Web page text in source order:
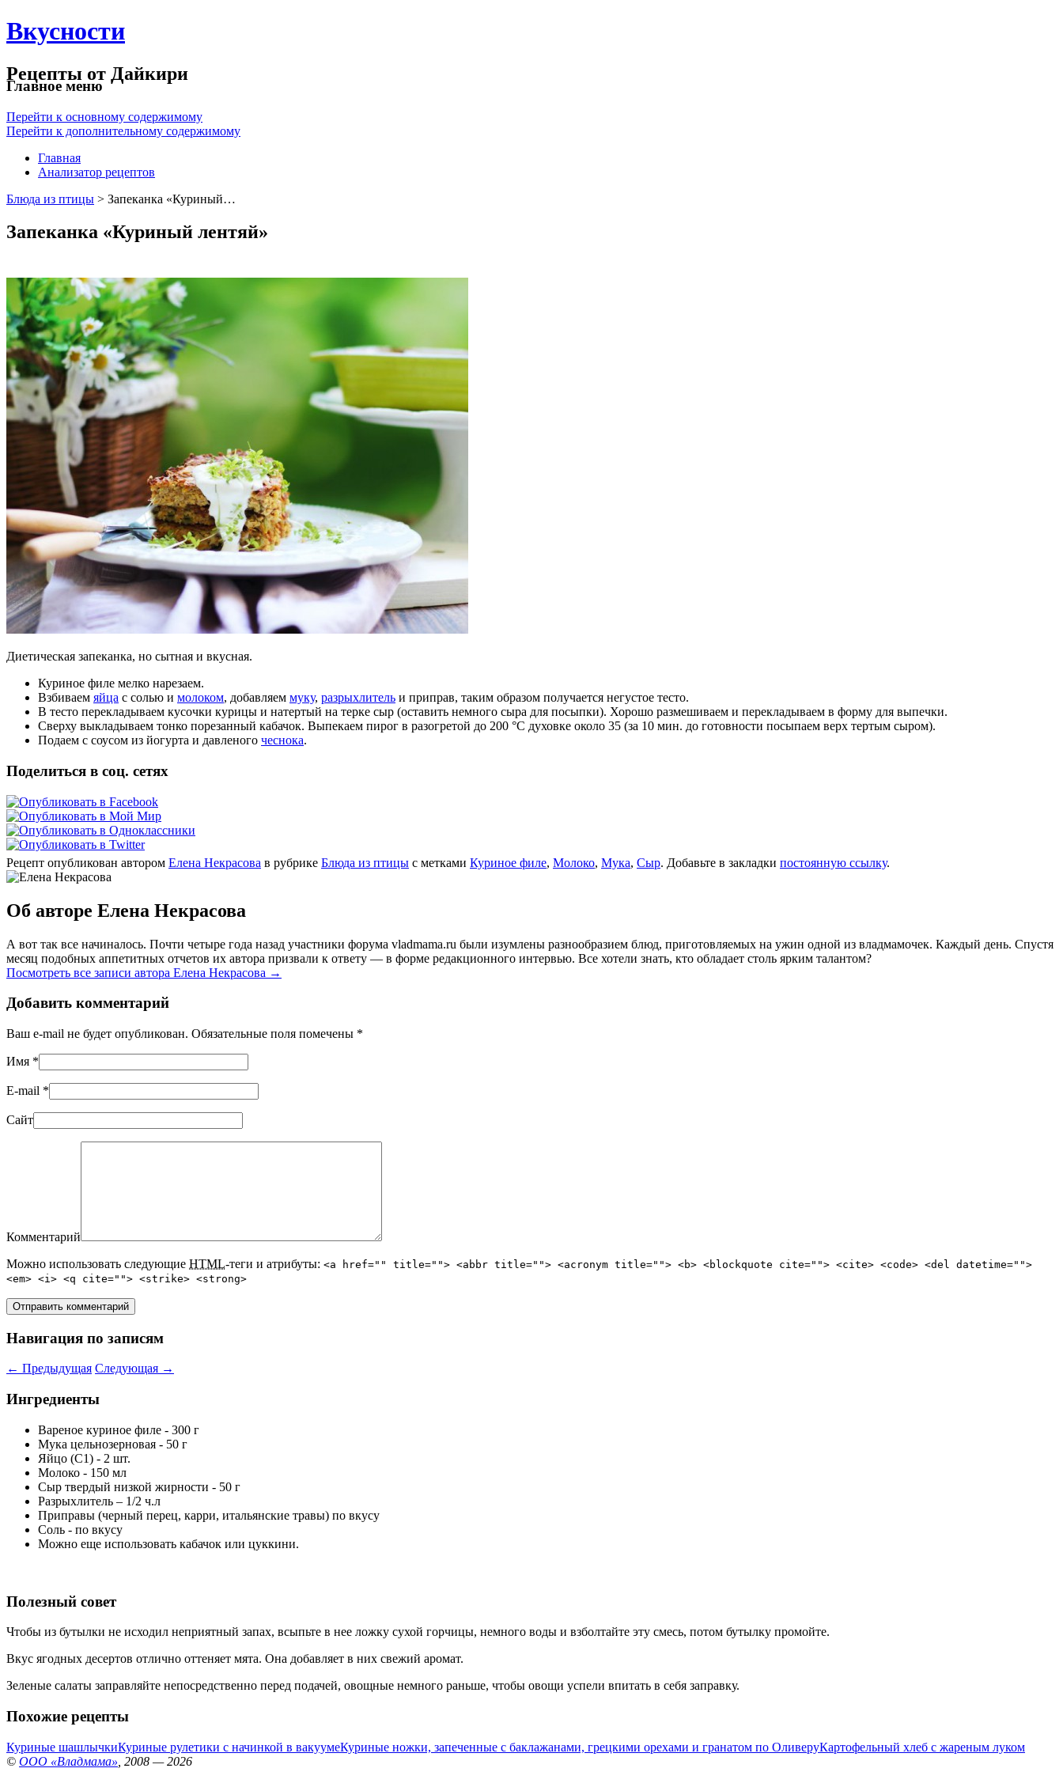
Вкусности
Рецепты от Дайкири
Главное меню
Перейти к основному содержимому
Перейти к дополнительному содержимому
Главная
Анализатор рецептов
Блюда из птицы > Запеканка «Куриный…
Запеканка «Куриный лентяй»
Диетическая запеканка, но сытная и вкусная.
Куриное филе мелко нарезаем.
Взбиваем яйца с солью и молоком, добавляем муку, разрыхлитель и приправ, таким образом получается негустое тесто.
В тесто перекладываем кусочки курицы и натертый на терке сыр (оставить немного сыра для посыпки). Хорошо размешиваем и перекладываем в форму для выпечки.
Сверху выкладываем тонко порезанный кабачок. Выпекаем пирог в разогретой до 200 °C духовке около 35 (за 10 мин. до готовности посыпаем верх тертым сыром).
Подаем с соусом из йогурта и давленого чеснока.
Поделиться в соц. сетях
Рецепт опубликован автором Елена Некрасова в рубрике Блюда из птицы с метками Куриное филе, Молоко, Мука, Сыр. Добавьте в закладки постоянную ссылку.
Об авторе Елена Некрасова
А вот так все начиналось. Почти четыре года назад участники форума vladmama.ru были изумлены разнообразием блюд, приготовляемых на ужин одной из владмамочек. Каждый день. Спустя
месяц подобных аппетитных отчетов их автора призвали к ответу — в форме редакционного интервью. Все хотели знать, кто обладает столь ярким талантом?
Посмотреть все записи автора Елена Некрасова →
Добавить комментарий
Ваш e-mail не будет опубликован. Обязательные поля помечены *
Имя *
E-mail *
Сайт
Комментарий
Можно использовать следующие HTML-теги и атрибуты: <a href="" title=""> <abbr title=""> <acronym title=""> <b> <blockquote cite=""> <cite> <code> <del datetime="">
<em> <i> <q cite=""> <strike> <strong>
Навигация по записям
← Предыдущая Следующая →
Ингредиенты
Вареное куриное филе - 300 г
Мука цельнозерновая - 50 г
Яйцо (С1) - 2 шт.
Молоко - 150 мл
Сыр твердый низкой жирности - 50 г
Разрыхлитель – 1/2 ч.л
Приправы (черный перец, карри, итальянские травы) по вкусу
Соль - по вкусу
Можно еще использовать кабачок или цуккини.
Полезный совет
Чтобы из бутылки не исходил неприятный запах, всыпьте в нее ложку сухой горчицы, немного воды и взболтайте эту смесь, потом бутылку промойте.
Вкус ягодных десертов отлично оттеняет мята. Она добавляет в них свежий аромат.
Зеленые салаты заправляйте непосредственно перед подачей, овощные немного раньше, чтобы овощи успели впитать в себя заправку.
Похожие рецепты
Куриные шашлычкиКуриные рулетики с начинкой в вакуумеКуриные ножки, запеченные с баклажанами, грецкими орехами и гранатом по ОливеруКартофельный хлеб с жареным луком
© ООО «Владмама» , 2008 — 2026